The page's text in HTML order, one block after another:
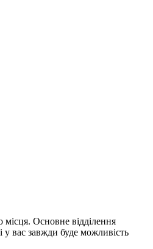
Основне відділення
вас завжди буде можливість